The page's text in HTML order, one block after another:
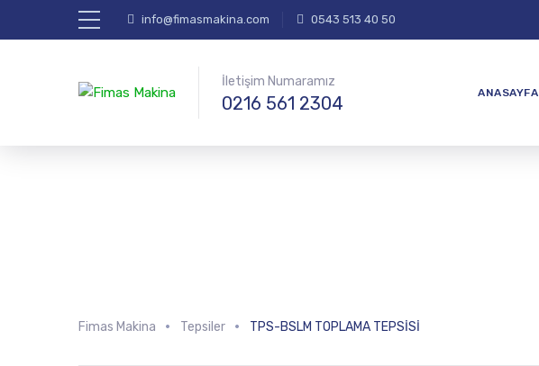
info@fimasmakina.com 0543 513 40 50
İletişim Numaramız
0216 561 2304 ANASAYFA
Fimas Makina Tepsiler TPS-BSLM TOPLAMA TEPSİSİ